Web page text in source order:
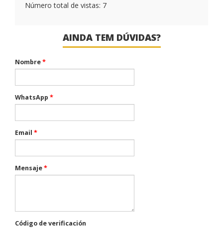
Número total de vistas: 7
AINDA TEM DÚVIDAS?
Nombre*
WhatsApp *
Email *
Mensaje*
Código de verificación